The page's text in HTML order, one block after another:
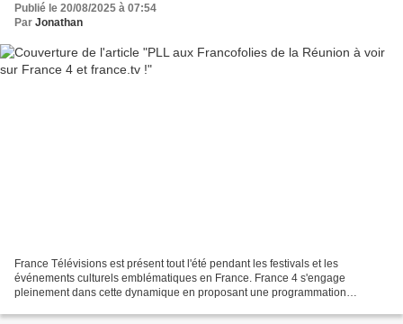
Publié le 20/08/2025 à 07:54
Par Jonathan
France Télévisions est présent tout l'été pendant les festivals et les
événements culturels emblématiques en France. France 4 s'engage
pleinement dans cette dynamique en proposant une programmation